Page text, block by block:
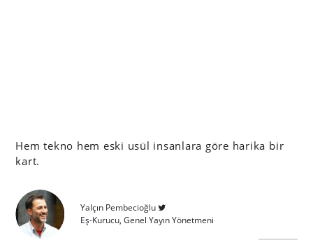
Hem tekno hem eski usül insanlara göre harika bir
kart.
Yalçın Pembecioğlu
Eş-Kurucu, Genel Yayın Yönetmeni